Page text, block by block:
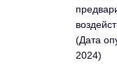
(Дата
2024)